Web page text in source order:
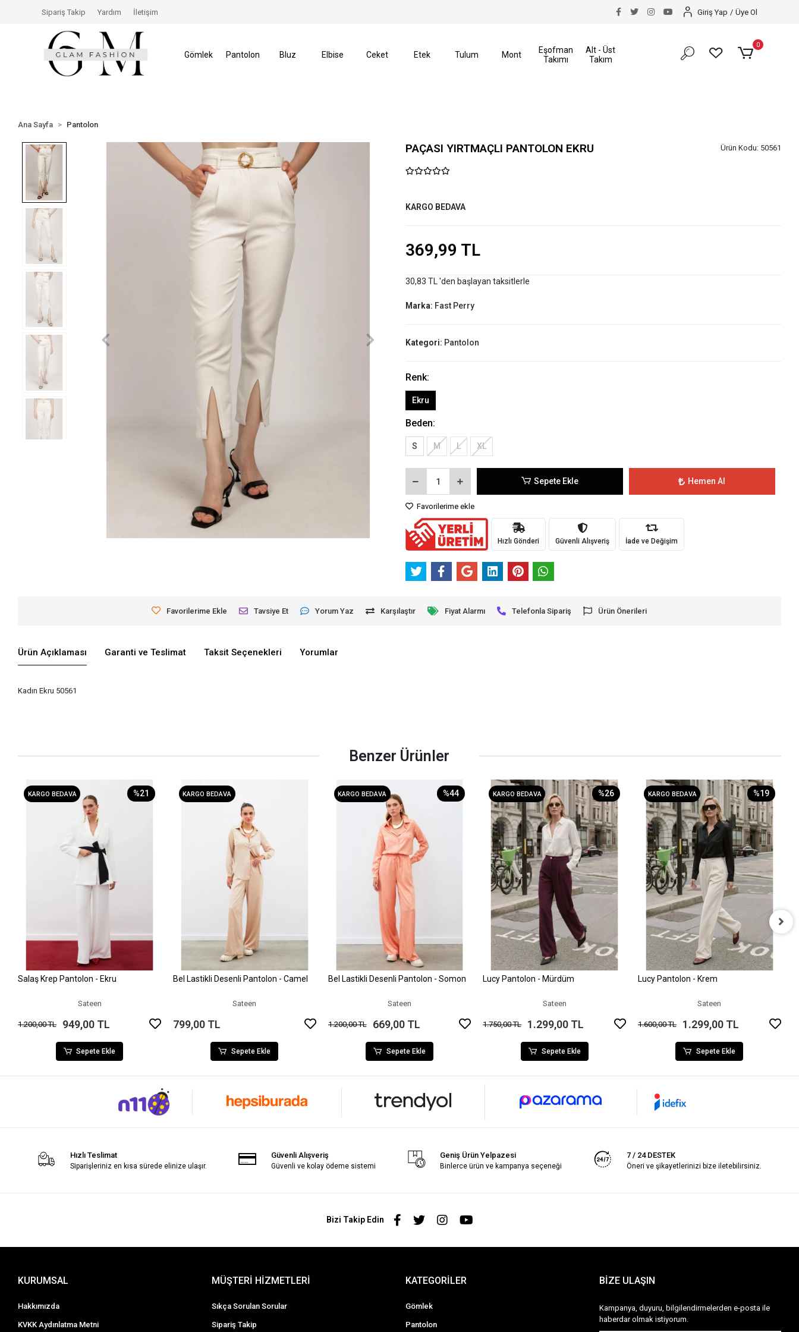
İade Hakkı Size Özel İndirimler Size Özel İndirimler Tüm Alışverişlerinizde
Sipariş Takip Yardım İletişim Giriş Yap / Üye Ol
Gömlek Pantolon Bluz Elbise Ceket Etek Tulum Mont
Eşofman
Takımı
Alt - Üst
Takım
0
Ana Sayfa Pantolon
PAÇASI YIRTMAÇLI PANTOLON EKRU Ürün Kodu: 50561
KARGO BEDAVA
369,99 TL
30,83 TL 'den başlayan taksitlerle
Marka: Fast Perry
Kategori: Pantolon
Renk:
Ekru
Beden:
S M L XL
Sepete Ekle Hemen Al
Favorilerime ekle
Hızlı Gönderi Güvenli Alışveriş İade ve Değişim
Favorilerime Ekle Tavsiye Et Yorum Yaz Karşılaştır Fiyat Alarmı Telefonla Sipariş Ürün Önerileri
Ürün Açıklaması Garanti ve Teslimat Taksit Seçenekleri Yorumlar
Kadın Ekru 50561
Benzer Ürünler
KARGO BEDAVA %21
Sepete Ekle
Salaş Krep Pantolon - Ekru
Sateen
1.200,00 TL 949,00 TL
Sepete Ekle
KARGO BEDAVA
Sepete Ekle
Bel Lastikli Desenli Pantolon - Camel
Sateen
799,00 TL
Sepete Ekle
KARGO BEDAVA %44
Sepete Ekle
Bel Lastikli Desenli Pantolon - Somon
Sateen
1.200,00 TL 669,00 TL
Sepete Ekle
KARGO BEDAVA %26
Sepete Ekle
Lucy Pantolon - Mürdüm
Sateen
1.750,00 TL 1.299,00 TL
Sepete Ekle
KARGO BEDAVA %19
Sepete Ekle
Lucy Pantolon - Krem
Sateen
1.600,00 TL 1.299,00 TL
Sepete Ekle
Hızlı Teslimat
Siparişleriniz en kısa sürede elinize ulaşır.
Güvenli Alışveriş
Güvenli ve kolay ödeme sistemi
Geniş Ürün Yelpazesi
Binlerce ürün ve kampanya seçeneği
7 / 24 DESTEK
Öneri ve şikayetlerinizi bize iletebilirsiniz.
Bizi Takip Edin
KURUMSAL
Hakkımızda
KVKK Aydınlatma Metni
MÜŞTERİ HİZMETLERİ
Sıkça Sorulan Sorular
Sipariş Takip
KATEGORİLER
Gömlek
Pantolon
BİZE ULAŞIN
Kampanya, duyuru, bilgilendirmelerden e-posta ile
haberdar olmak istiyorum.